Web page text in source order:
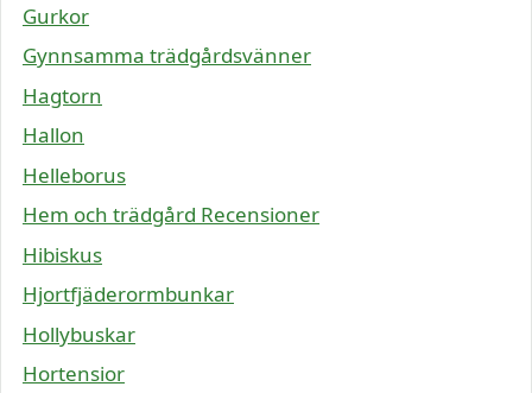
Gurkor
Gynnsamma trädgårdsvänner
Hagtorn
Hallon
Helleborus
Hem och trädgård Recensioner
Hibiskus
Hjortfjäderormbunkar
Hollybuskar
Hortensior